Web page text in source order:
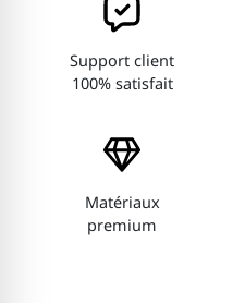
Support client
100% satisfait
Matériaux
premium